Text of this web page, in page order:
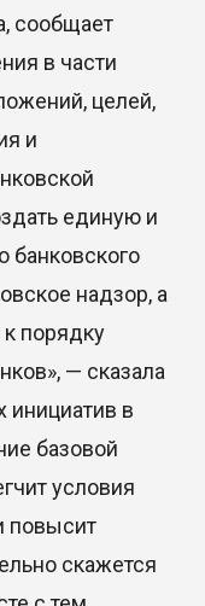
сообщает
в части
целей,
и
единую и
банковского
надзор, а
порядку
— сказала
инициатив в
базовой
условия
повысит
скажется